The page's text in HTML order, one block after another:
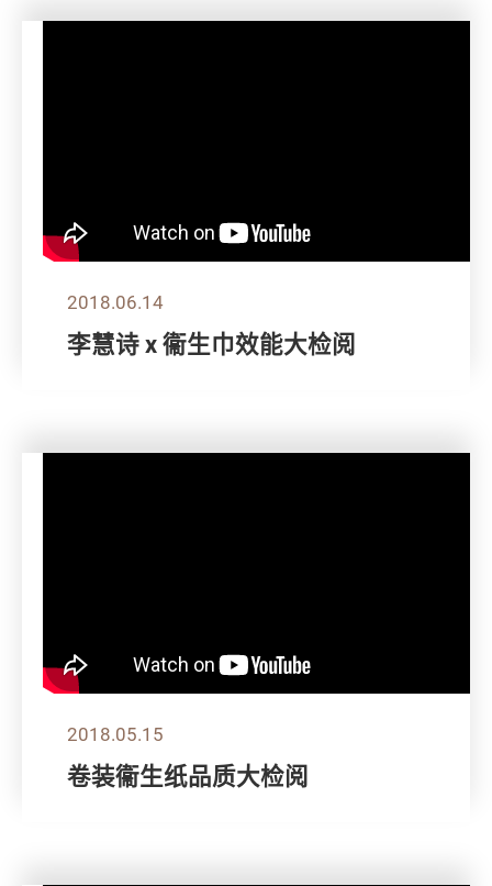
2018.06.14
李慧诗 x 衞生巾效能大检阅
2018.05.15
卷装衞生纸品质大检阅